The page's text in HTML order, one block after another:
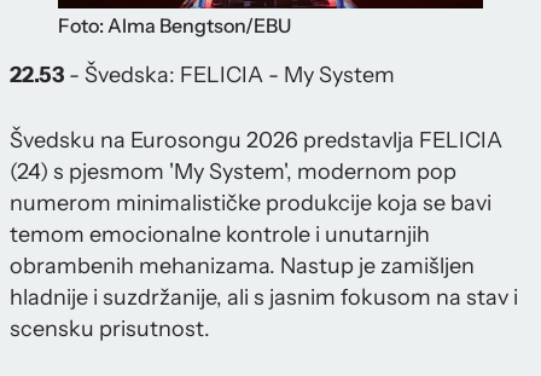
Foto: Alma Bengtson/EBU
22.53 - Švedska: FELICIA - My System
Švedsku na Eurosongu 2026 predstavlja FELICIA
(24) s pjesmom 'My System', modernom pop
numerom minimalističke produkcije koja se bavi
temom emocionalne kontrole i unutarnjih
obrambenih mehanizama. Nastup je zamišljen
hladnije i suzdržanije, ali s jasnim fokusom na stav i
scensku prisutnost.